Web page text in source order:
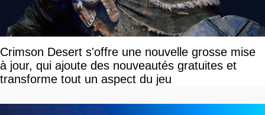
Crimson Desert s'offre une nouvelle grosse mise
à jour, qui ajoute des nouveautés gratuites et
transforme tout un aspect du jeu